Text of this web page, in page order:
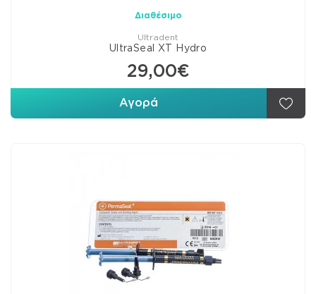
Διαθέσιμο
Ultradent
UltraSeal XT Hydro
29,00€
Αγορά